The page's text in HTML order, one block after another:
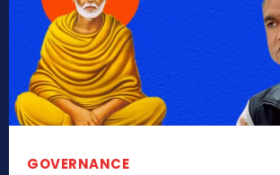
GOVERNANCE